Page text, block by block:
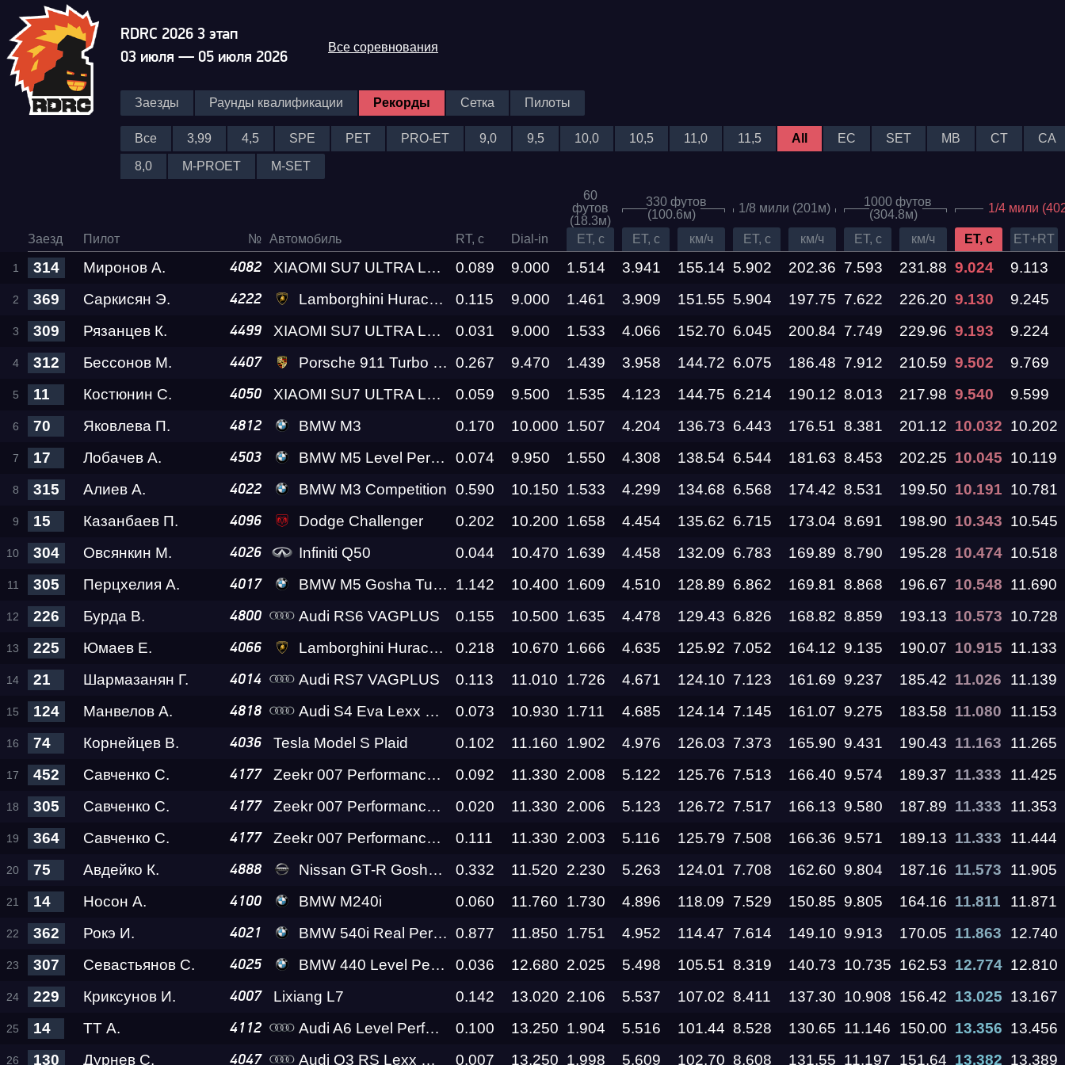
Гонка Трасса Дата проведения
RDRC Юг 6 этап
Racepark
04.10.2026
Racepark
13.09.2026
RDRC
RDRC Юг 5 этап
Evolution
05.09.2026 —
RDRC 2026 5 этап
Racepark
30.08.2026
Racepark
RDRC
RDRC Сибирь 4 этап
Siberia
14.08.2026 —
Сибирь Гандикап
Dragway
16.08.2026
Dragway
16.08.2026
Siberia
14.08.2026 —
RDRC 2026 4 этап
RDRC
07.08.2026 —
RDRC 2026 3 этап
03 июля — 05 июля 2026
Все соревнования
Заезды Раунды квалификации Рекорды Сетка Пилоты
Все 3,99 4,5 SPE PET PRO-ET 9,0 9,5 10,0 10,5 11,0 11,5 All EC SET MB CT CA
8,0 M-PROET M-SET
60
футов
(18.3м)
330 футов
(100.6м)
1/8 мили (201м)
1000 футов
(304.8м)
1/4 мили
Заезд Пилот № Автомобиль RT, c Dial-in ET, c ET, c км/ч ET, c км/ч ET, c км/ч ET, c ET+RT
314 Миронов А. 4082 XIAOMI SU7 ULTRA Level Performance 0.089 9.000 1.514 3.941 155.14 5.902 202.36 7.593 231.88 9.024
9.113
369
Саркисян Э. 4222 Lamborghini Huracan LP610-4 HULK Gosha Turbo Tech 0.115 9.000 1.461 3.909 151.55 5.904 197.75 7.622 226.20 9.130
9.245
309
Рязанцев К. 4499 XIAOMI SU7 ULTRA Level Performance 0.031 9.000 1.533 4.066 152.70 6.045 200.84 7.749 229.96 9.193
9.224
312
Бессонов М. 4407 Porsche 911 Turbo S Cabrio VAGPLUS 0.267 9.470 1.439 3.958 144.72 6.075 186.48 7.912 210.59 9.502
9.769
11
Костюнин С. 4050 XIAOMI SU7 ULTRA Level Performance 0.059 9.500 1.535 4.123 144.75 6.214 190.12 8.013 217.98 9.540
9.599
70
Яковлева П. 4812 BMW M3 0.170 10.000 1.507 4.204 136.73 6.443 176.51 8.381 201.12 10.032 10.202
17
Лобачев А. 4503 BMW M5 Level Performance 0.074 9.950 1.550 4.308 138.54 6.544 181.63 8.453 202.25 10.045 10.119
315
Алиев А. 4022 BMW M3 Competition 0.590 10.150 1.533 4.299 134.68 6.568 174.42 8.531 199.50 10.191 10.781
15
Казанбаев П. 4096 Dodge Challenger 0.202 10.200 1.658 4.454 135.62 6.715 173.04 8.691 198.90 10.343 10.545
304
Овсянкин М. 4026 Infiniti Q50 0.044 10.470 1.639 4.458 132.09 6.783 169.89 8.790 195.28 10.474 10.518
305
Перцхелия А. 4017 BMW M5 Gosha Turbo Tech 1.142 10.400 1.609 4.510 128.89 6.862 169.81 8.868 196.67 10.548 11.690
226
Бурда В. 4800 Audi RS6 VAGPLUS 0.155 10.500 1.635 4.478 129.43 6.826 168.82 8.859 193.13 10.573 10.728
225
Юмаев Е. 4066 Lamborghini Huracan Perfomante LP640-4 VAGPLUS 0.218 10.670 1.666 4.635 125.92 7.052 164.12 9.135 190.07 10.915 11.133
21
Шармазанян Г. 4014 Audi RS7 VAGPLUS 0.113 11.010 1.726 4.671 124.10 7.123 161.69 9.237 185.42 11.026
11.139
124
Манвелов А. 4818 Audi S4 Eva Lexx Motors Team 0.073 10.930 1.711 4.685 124.14 7.145 161.07 9.275 183.58 11.080
11.153
74
Корнейцев В. 4036 Tesla Model S Plaid 0.102 11.160 1.902 4.976 126.03 7.373 165.90 9.431 190.43 11.163
11.265
452
Савченко С. 4177 Zeekr 007 Performance Gosha Turbo Tech 0.092 11.330 2.008 5.122 125.76 7.513 166.40 9.574 189.37 11.333
11.425
305
Савченко С. 4177 Zeekr 007 Performance Gosha Turbo Tech 0.020 11.330 2.006 5.123 126.72 7.517 166.13 9.580 187.89 11.333
11.353
364
Савченко С. 4177 Zeekr 007 Performance Gosha Turbo Tech 0.111 11.330 2.003 5.116 125.79 7.508 166.36 9.571 189.13 11.333
11.444
75
Авдейко К. 4888 Nissan GT-R Gosha Turbo Tech 0.332 11.520 2.230 5.263 124.01 7.708 162.60 9.804 187.16 11.573
11.905
14
Носон А. 4100 BMW M240i 0.060 11.760 1.730 4.896 118.09 7.529 150.85 9.805 164.16 11.811
11.871
362
Рокэ И. 4021 BMW 540i Real Performance 0.877 11.850 1.751 4.952 114.47 7.614 149.10 9.913 170.05 11.863
12.740
307
Севастьянов С. 4025 BMW 440 Level Performance 0.036 12.680 2.025 5.498 105.51 8.319 140.73 10.735 162.53 12.774 12.810
229
Криксунов И. 4007 Lixiang L7 0.142 13.020 2.106 5.537 107.02 8.411 137.30 10.908 156.42 13.025 13.167
14
ТТ А. 4112 Audi A6 Level Performance 0.100 13.250 1.904 5.516 101.44 8.528 130.65 11.146 150.00 13.356 13.456
130
Дурнев С. 4047 Audi Q3 RS Lexx Motors Team 0.007 13.250 1.998 5.609 102.70 8.608 131.55 11.197 151.64 13.382 13.389